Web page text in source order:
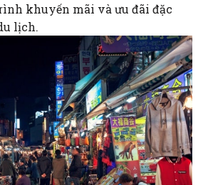
khuyến mãi và ưu đãi đặc
lịch.